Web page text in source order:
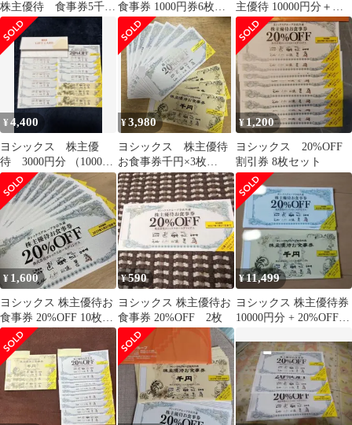
株主優待 食事券5千円
分＋2割引券×2枚
食事券 1000円券6枚
20%OFF券20枚
主優待 10000円分＋
20％割引5枚
¥4,400
ヨシックス 株主優
待 3000円分 （1000円
×3枚） 20％割引券
×10枚
¥3,980
ヨシックス 株主優待
お食事券千円×3枚
20%OFF×10枚
¥1,200
ヨシックス 20%OFF
割引券 8枚セット
¥ 1,600
ヨシックス 株主優待お
食事券 20%OFF 10枚セ
ット
¥590
ヨシックス 株主優待お
食事券 20%OFF 2枚
¥11,499
ヨシックス 株主優待券
10000円分 + 20%OFF券